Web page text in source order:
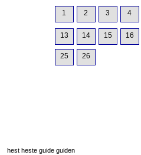
1 2 3 4
13 14 15 16
25 26
hest heste guide guiden